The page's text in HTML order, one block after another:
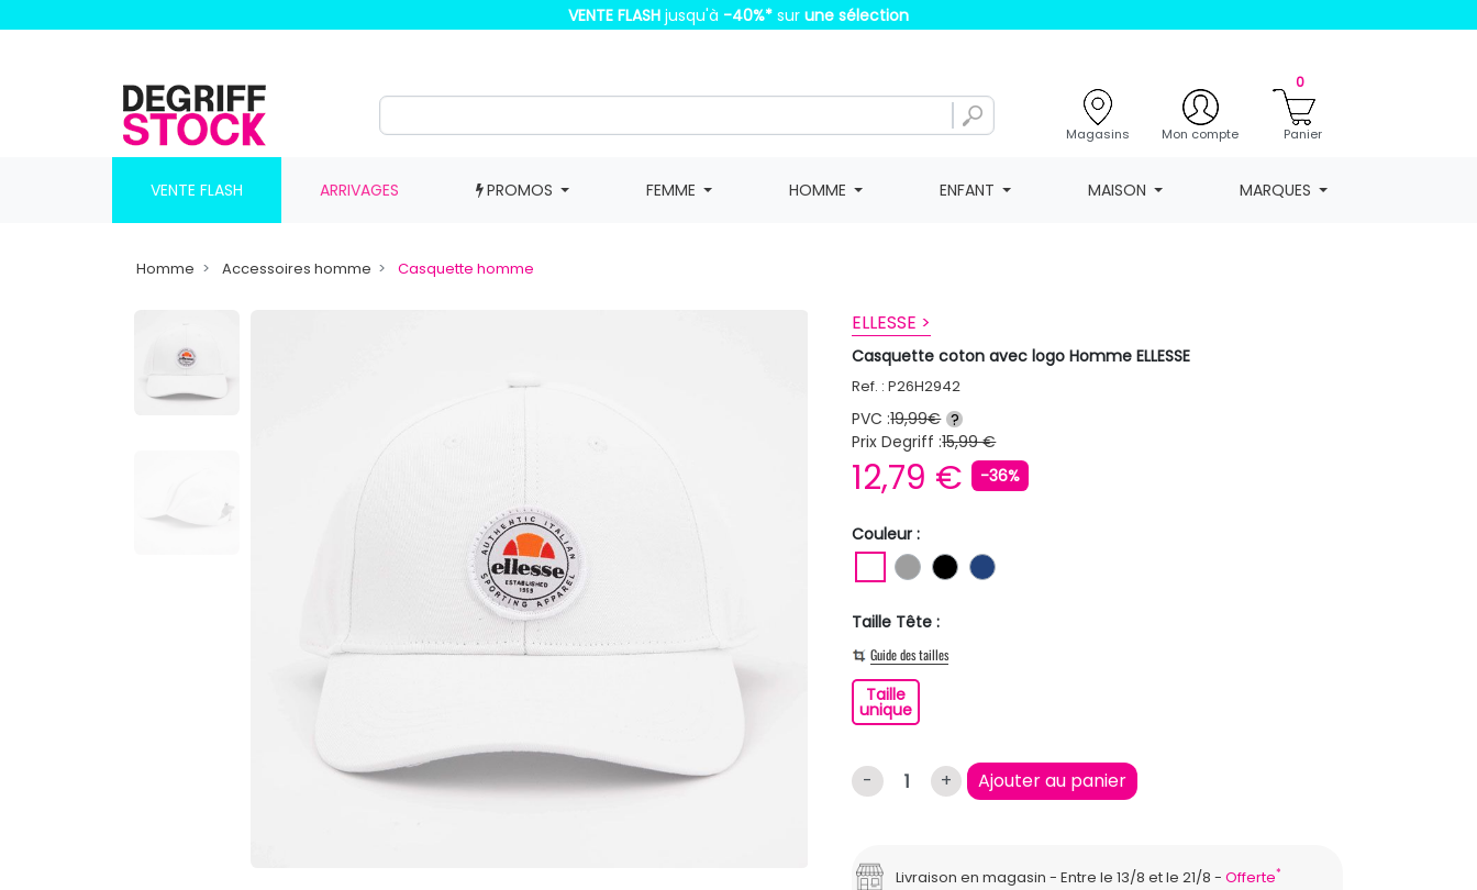
VENTE FLASH jusqu'à -40%* sur une sélection
Magasins Mon compte
0
Panier
VENTE FLASH ARRIVAGES PROMOS FEMME HOMME ENFANT MAISON MARQUES
Homme Accessoires homme Casquette homme
ELLESSE >
Casquette coton avec logo Homme ELLESSE
Ref. : P26H2942
PVC :19,99€ ?
Prix Degriff :15,99 €
12,79 € -36%
Couleur :
BLANCGRISNOIRBLEU FONCE
Taille Tête :
Guide des tailles
Taille
uniqueTaille unique
- + Ajouter au panier
Livraison en magasin Entre le 13/8 et le 21/8 Offerte*